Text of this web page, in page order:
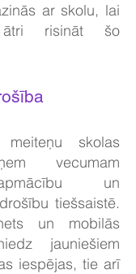
ar skolu, lai
risināt šo
skolas
vecumam
un
tiešsaistē.
un mobilās
jauniešiem
iespējas, tie arī